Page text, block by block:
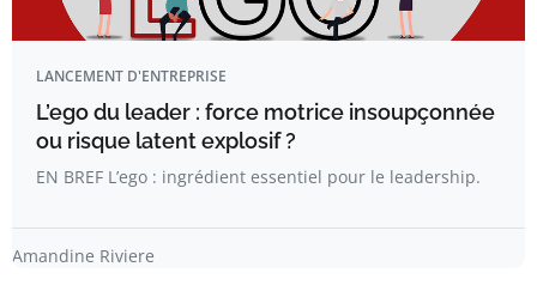
LANCEMENT D'ENTREPRISE
L’ego du leader : force motrice insoupçonnée
ou risque latent explosif ?
EN BREF L’ego : ingrédient essentiel pour le leadership.
Amandine Riviere